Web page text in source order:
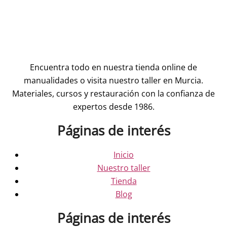
Encuentra todo en nuestra tienda online de
manualidades o visita nuestro taller en Murcia.
Materiales, cursos y restauración con la confianza de
expertos desde 1986.
Páginas de interés
Inicio
Nuestro taller
Tienda
Blog
Páginas de interés